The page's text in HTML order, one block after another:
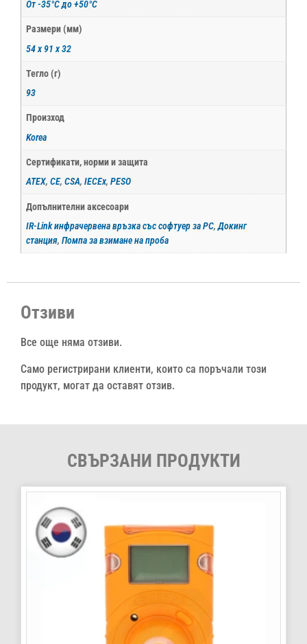
От -35°С до +50°С
Размери (мм)
54 x 91 x 32
Тегло (г)
93
Произход
Korea
Сертификати, норми и защита
ATEX,CE,CSA,IECEx,PESO
Допълнителни аксесоари
IR-Link инфрачервена връзка със софтуер за PC,Докинг
станция,Помпа за взимане на проба
Отзиви
Все още няма отзиви.
Само регистрирани клиенти, които са поръчали този
продукт, могат да оставят отзив.
СВЪРЗАНИ ПРОДУКТИ